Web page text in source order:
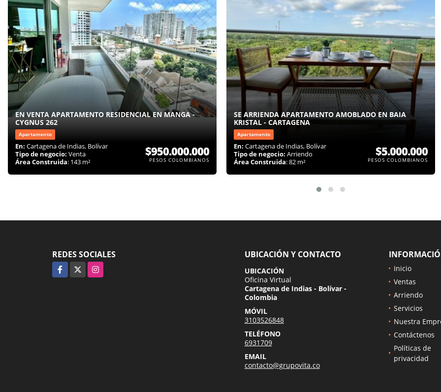
EN VENTA APARTAMENTO RESIDENCIAL EN MANGA -
CYGNUS 262
Apartamento
En: Cartagena de Indias, Bolívar
Tipo de negocio: Venta
Área Construida: 143 m²
$950.000.000
PESOS COLOMBIANOS
SE ARRIENDA APARTAMENTO AMOBLADO EN BAIA
KRISTAL - CARTAGENA
Apartamento
En: Cartagena de Indias, Bolívar
Tipo de negocio: Arriendo
Área Construida: 82 m²
$5.000.000
PESOS COLOMBIANOS
REDES SOCIALES
Facebook Instagram
UBICACIÓN Y CONTACTO
UBICACIÓN
Oficina Virtual
Cartagena de Indias - Bolívar -
Colombia
MÓVIL
3103526848
TELÉFONO
6931709
EMAIL
contacto@grupovita.co
Inicio
Ventas
Arriendo
Servicios
Nuestra
Contáctenos
Políticas de
privacidad